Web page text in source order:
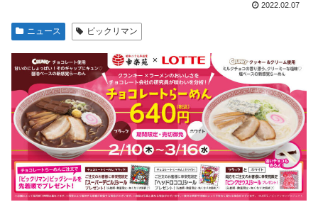
2022.02.07
ニュース ビックリマン